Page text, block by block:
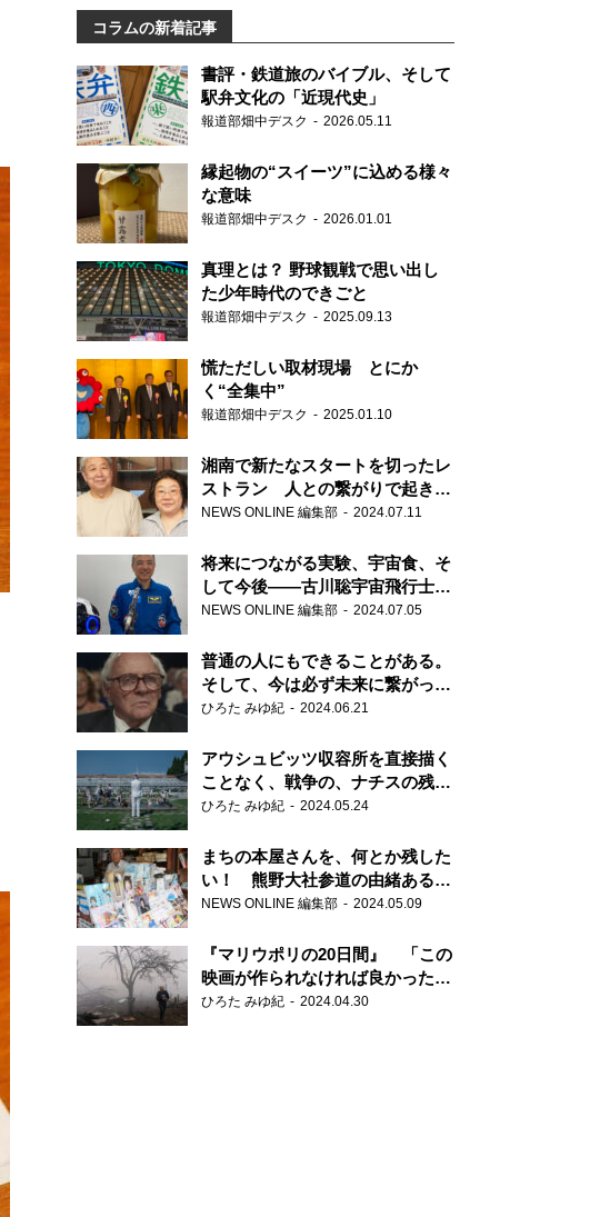
コラムの新着記事
書評・鉄道旅のバイブル、そして
駅弁文化の「近現代史」
報道部畑中デスク 2026.05.11
縁起物の“スイーツ”に込める様々
な意味
報道部畑中デスク 2026.01.01
真理とは？ 野球観戦で思い出し
た少年時代のできごと
報道部畑中デスク 2025.09.13
慌ただしい取材現場 とにか
く“全集中”
報道部畑中デスク 2025.01.10
湘南で新たなスタートを切ったレ
ストラン 人との繋がりで起きた
奇跡
NEWS ONLINE 編集部 2024.07.11
将来につながる実験、宇宙食、そ
して今後――古川聡宇宙飛行士単
独インタビュー
NEWS ONLINE 編集部 2024.07.05
普通の人にもできることがある。
そして、今は必ず未来に繋がって
いく……『ONE LIFE 奇跡が繋い
ひろた みゆ紀 2024.06.21
アウシュビッツ収容所を直接描く
ことなく、戦争の、ナチスの残虐
さが見える映画 『関心領域』
ひろた みゆ紀 2024.05.24
まちの本屋さんを、何とか残した
い！ 熊野大社参道の由緒ある書
店・三代目の強い思い
NEWS ONLINE 編集部 2024.05.09
『マリウポリの20日間』 「この
映画が作られなければ良かった」
と語る監督
ひろた みゆ紀 2024.04.30